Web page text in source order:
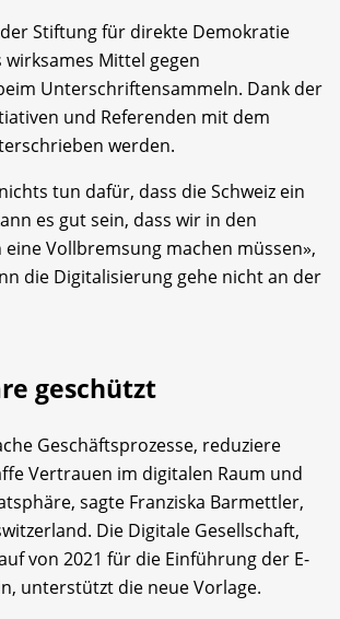
Stiftung für direkte Demokratie
wirksames Mittel gegen
Unterschriftensammeln. Dank der
und Referenden mit dem
werden.
tun dafür, dass die Schweiz ein
es gut sein, dass wir in den
eine Vollbremsung machen müssen»,
die Digitalisierung gehe nicht an der
geschützt
Geschäftsprozesse, reduziere
Vertrauen im digitalen Raum und
sagte Franziska Barmettler,
Die Digitale Gesellschaft,
von 2021 für die Einführung der E-
unterstützt die neue Vorlage.